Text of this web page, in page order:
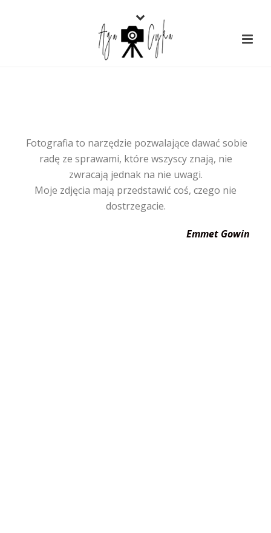
Fotografia to narzędzie pozwalające dawać sobie
radę ze sprawami, które wszyscy znają, nie
zwracają jednak na nie uwagi.
Moje zdjęcia mają przedstawić coś, czego nie
dostrzegacie.
Emmet Gowin